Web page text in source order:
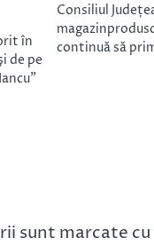
în
de pe
Consiliul
continuă să
sunt marcate cu